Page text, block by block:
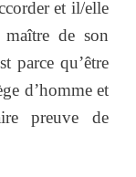
et il/elle
de son
parce qu’être
d’homme et
preuve de